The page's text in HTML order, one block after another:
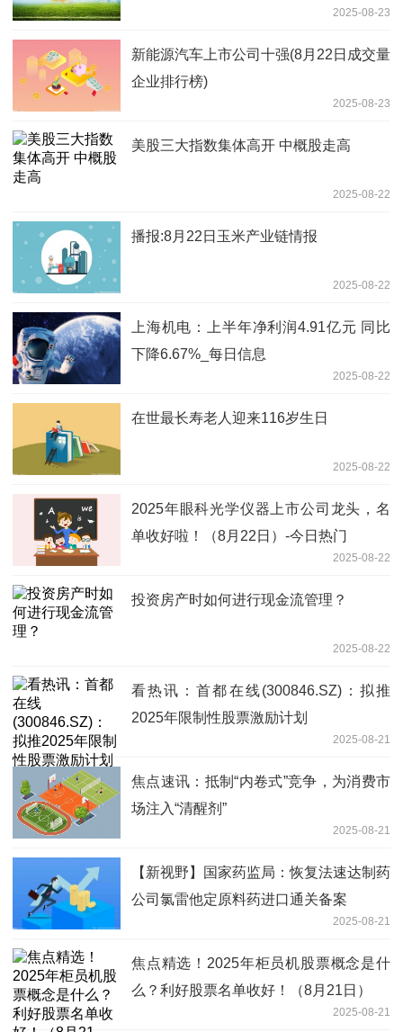
2025-08-23
新能源汽车上市公司十强(8月22日成交量
企业排行榜)
2025-08-23
美股三大指数集体高开 中概股走高
2025-08-22
播报:8月22日玉米产业链情报
2025-08-22
上海机电：上半年净利润4.91亿元 同比
下降6.67%_每日信息
2025-08-22
在世最长寿老人迎来116岁生日
2025-08-22
2025年眼科光学仪器上市公司龙头，名
单收好啦！（8月22日）-今日热门
2025-08-22
投资房产时如何进行现金流管理？
2025-08-22
看热讯：首都在线(300846.SZ)：拟推
2025年限制性股票激励计划
2025-08-21
焦点速讯：抵制“内卷式”竞争，为消费市
场注入“清醒剂”
2025-08-21
【新视野】国家药监局：恢复法速达制药
公司氯雷他定原料药进口通关备案
2025-08-21
焦点精选！2025年柜员机股票概念是什
么？利好股票名单收好！（8月21日）
2025-08-21